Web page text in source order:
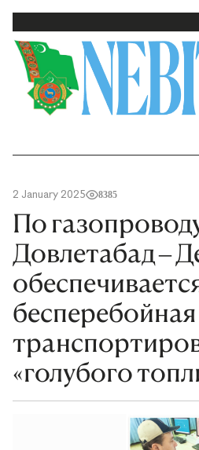
2 January 2025 8385
По
Довлетабад –
бесперебойная
«голубого